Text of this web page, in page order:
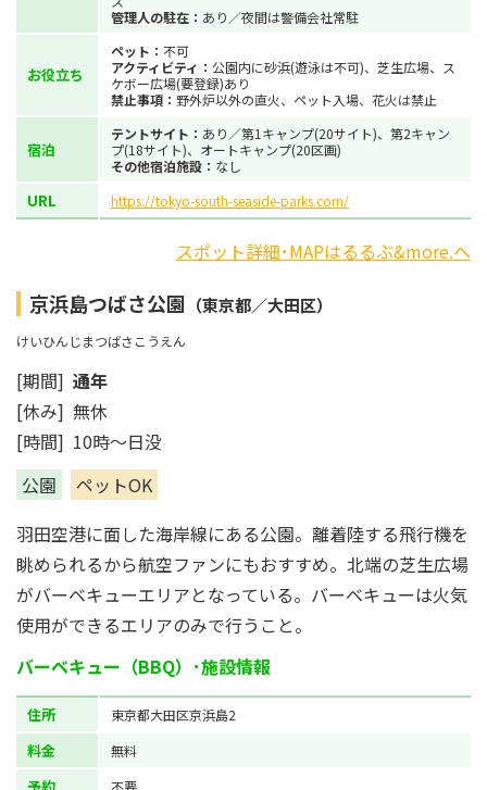
管理人の駐在： あり／夜間は警備会社常駐
お役立ち
ペット： 不可
アクティビティ： 公園内に砂浜(遊泳は不可)、芝生広場、ス
ケボー広場(要登録)あり
禁止事項： 野外炉以外の直火、ペット入場、花火は禁止
宿泊
テントサイト： あり／第1キャンプ(20サイト)、第2キャン
プ(18サイト)、オートキャンプ(20区画)
その他宿泊施設： なし
URL https://tokyo-south-seaside-parks.com/
スポット詳細･MAPはるるぶ&more.へ
京浜島つばさ公園 （東京都／大田区）
けいひんじまつばさこうえん
[期間] 通年
[休み] 無休
[時間] 10時～日没
公園
ペットOK
羽田空港に面した海岸線にある公園。離着陸する飛行機を
眺められるから航空ファンにもおすすめ。北端の芝生広場
がバーベキューエリアとなっている。バーベキューは火気
使用ができるエリアのみで行うこと。
バーベキュー（BBQ）･施設情報
住所 東京都大田区京浜島2
料金 無料
不要